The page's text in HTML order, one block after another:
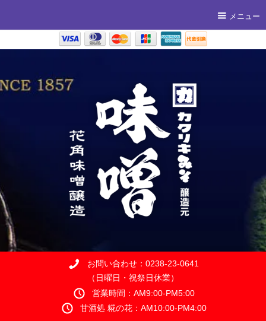
メニュー
お問い合わせ：0238-23-0641
（日曜日・祝祭日休業）
営業時間：AM9:00-PM5:00
甘酒処 糀の花：AM10:00-PM4:00